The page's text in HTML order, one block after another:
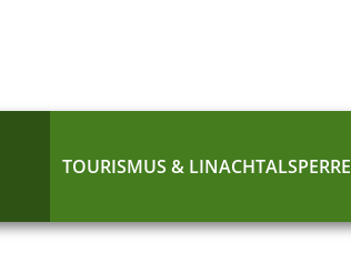
TOURISMUS & LINACHTALSPERRE